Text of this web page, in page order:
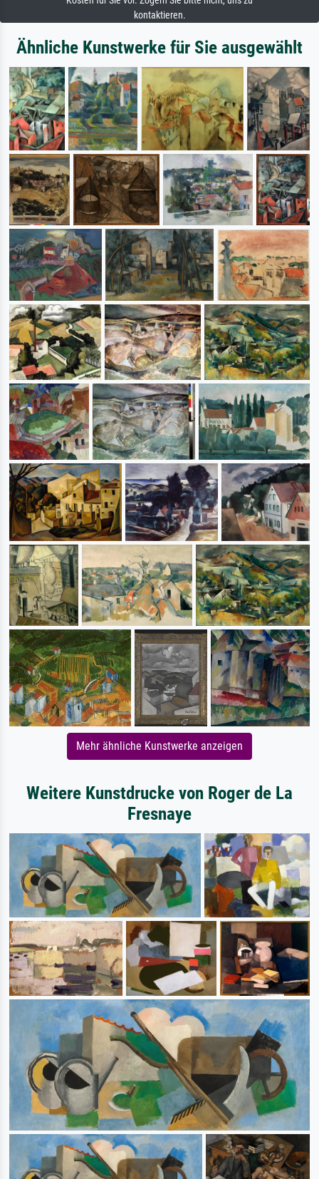
kontaktieren.
Ähnliche Kunstwerke für Sie ausgewählt
Mehr ähnliche Kunstwerke anzeigen
Weitere Kunstdrucke von Roger de La
Fresnaye